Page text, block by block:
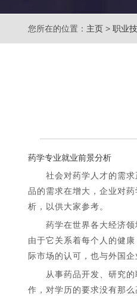
您所在的位置： 主页 > 职业
药学专业就业前景分析
社会对药学人才的需求
品的需求在增大，企业对
析，以供大家参考。
药学在世界各大经济领
由于它关系着每个人的健
际市场的认可，也与外国
从事药品开发、研究的
作，对学历的要求没有那
1 2